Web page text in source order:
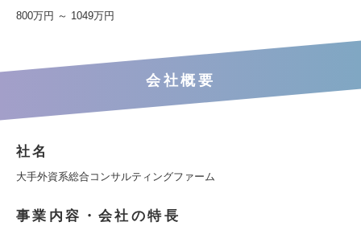
800万円 ～ 1049万円
会社概要
社名
大手外資系総合コンサルティングファーム
事業内容・会社の特長